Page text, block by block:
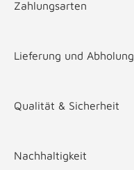
Zahlungsarten
Lieferung und Abholung
Qualität & Sicherheit
Nachhaltigkeit